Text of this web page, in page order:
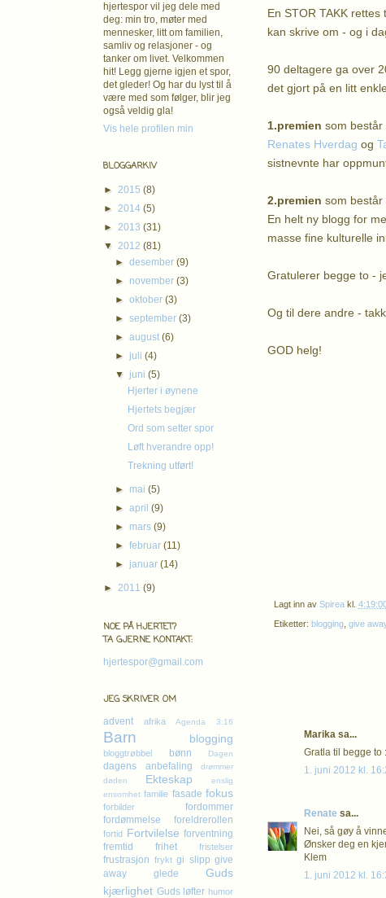
En STOR TAKK
kan skrive om - og i
90 deltagere ga over
det gjort på en litt
1.premien som består
Renates Hverdag og
sistnevnte har
2.premien som
En helt ny blogg for
masse fine kulturelle
Gratulerer begge to -
Og til dere andre -
GOD helg!
Lagt inn av Spirea kl.
Etiketter: blogging give
Marika sa...
Gratla til begge to
1. juni 2012 kl.
Renate sa...
Nei, så gøy å
Ønsker deg en
Klem
1. juni 2012 kl.
hjertespor vil jeg dele med
deg: min tro, møter med
mennesker, litt om familien,
samliv og relasjoner - og
tanker om livet. Velkommen
hit! Legg gjerne igjen et spor,
det gleder! Og har du lyst til å
være med som følger, blir jeg
også veldig gla!
Vis hele profilen min
BLOGGARKIV
► 2015 (8)
► 2014 (5)
► 2013 (31)
▼ 2012 (81)
►desember(9)
► november(3)
►oktober(3)
►september(3)
►august(6)
► juli(4)
▼ juni(5)
Hjerter i øynene
Hjertets begjær
Ord som setter spor
Løft hverandre opp!
Trekning utført!
► mai(5)
►april(9)
► mars(9)
►februar(11)
► januar(14)
► 2011 (9)
NOE PÅ HJERTET?
TA GJERNE KONTAKT:
hjertespor@gmail.com
JEG SKRIVER OM
advent afrika Agenda 3:16
Barn blogging
bloggtrøbbel bønn Dagen
dagens anbefaling
drømmer
døden
Ekteskap
enslig
ensomhet familie fasade fokus
forbilder
fordommer
fordømmelse
foreldrerollen
fortid Fortvilelse forventning
fremtid
frihet fristelser
frustrasjon frykt gi slipp give
away
glede
Guds
kjærlighet Guds løfter humor